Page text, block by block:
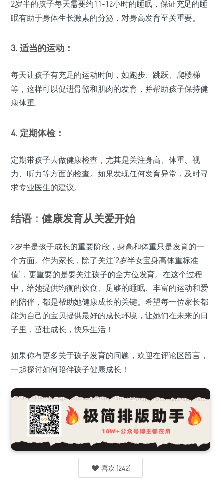
2岁半的孩子每天需要约11-12小时的睡眠，保证充足的睡
眠有助于身体生长激素的分泌，对身高发育至关重要。
3. 适当的运动：
每天让孩子有充足的运动时间，如跑步、跳跃、爬楼梯
等，这样可以促进骨骼和肌肉的发育，并帮助孩子保持健
康体重。
4. 定期体检：
定期带孩子去做健康检查，尤其是关注身高、体重、视
力、听力等方面的检查。如果发现任何发育异常，及时寻
求专业医生的建议。
结语：健康发育从关爱开始
2岁半是孩子成长的重要阶段，身高和体重只是发育的一
个方面。作为家长，除了关注‘2岁半女宝身高体重标准
值’，更重要的是要关注孩子的全方位发育。在这个过程
中，给她提供均衡的饮食、足够的睡眠、丰富的运动和爱
的陪伴，都是帮助她健康成长的关键。希望每一位家长都
能为自己的宝贝提供最好的成长环境，让她们在未来的日
子里，茁壮成长，快乐生活！
如果你有更多关于孩子发育的问题，欢迎在评论区留言，
一起探讨如何陪伴孩子健康成长！
喜欢 (242)